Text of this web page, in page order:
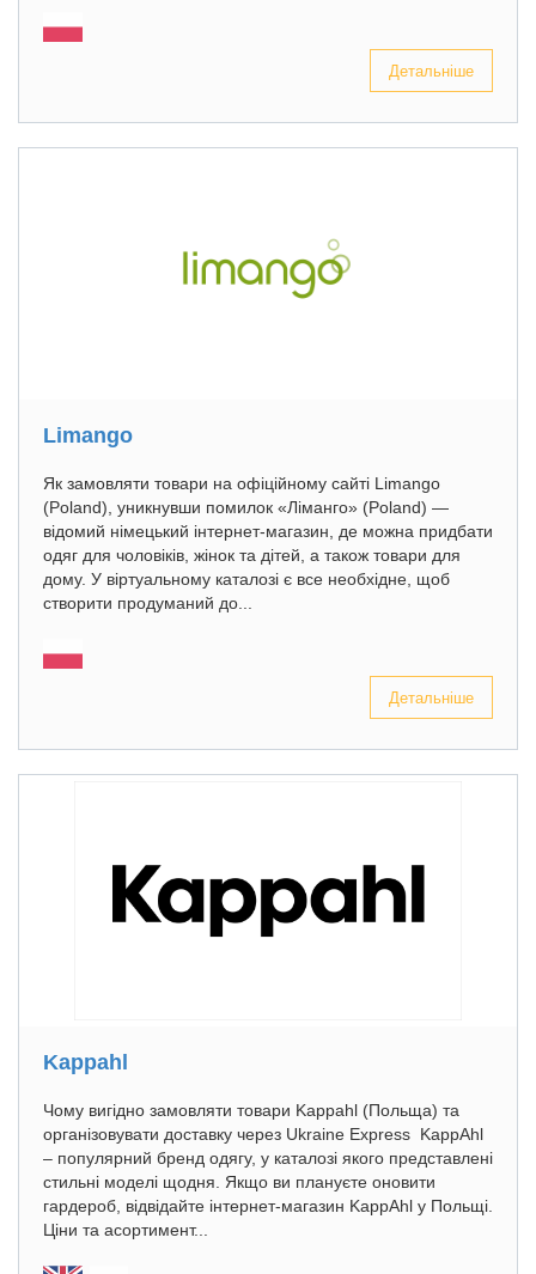
Детальніше
Limango
Як замовляти товари на офіційному сайті Limango
(Poland), уникнувши помилок «Ліманго» (Poland) —
відомий німецький інтернет-магазин, де можна придбати
одяг для чоловіків, жінок та дітей, а також товари для
дому. У віртуальному каталозі є все необхідне, щоб
створити продуманий до...
Детальніше
Kappahl
Чому вигідно замовляти товари Kappahl (Польща) та
організовувати доставку через Ukraine Express KappAhl
– популярний бренд одягу, у каталозі якого представлені
стильні моделі щодня. Якщо ви плануєте оновити
гардероб, відвідайте інтернет-магазин KappAhl у Польщі.
Ціни та асортимент...